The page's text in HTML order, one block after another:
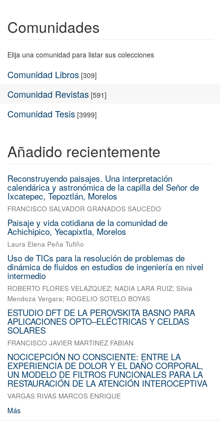
Comunidades
Elija una comunidad para listar sus colecciones
Comunidad Libros [309]
Comunidad Revistas [591]
Comunidad Tesis [3999]
Añadido recientemente
Reconstruyendo paisajes. Una interpretación
calendárica y astronómica de la capilla del Señor de
Ixcatepec, Tepoztlán, Morelos
FRANCISCO SALVADOR GRANADOS SAUCEDO
Paisaje y vida cotidiana de la comunidad de
Achichipico, Yecapixtla, Morelos
Laura Elena Peña Tufiño
Uso de TICs para la resolución de problemas de
dinámica de fluidos en estudios de ingeniería en nivel
intermedio
ROBERTO FLORES VELAZQUEZ; NADIA LARA RUIZ; Silvia
Mendoza Vergara; ROGELIO SOTELO BOYAS
ESTUDIO DFT DE LA PEROVSKITA BASNO PARA
APLICACIONES OPTO–ELÉCTRICAS Y CELDAS
SOLARES
FRANCISCO JAVIER MARTINEZ FABIAN
NOCICEPCIÓN NO CONSCIENTE: ENTRE LA
EXPERIENCIA DE DOLOR Y EL DAÑO CORPORAL,
UN MODELO DE FILTROS FUNCIONALES PARA LA
RESTAURACIÓN DE LA ATENCIÓN INTEROCEPTIVA
VARGAS RIVAS MARCOS ENRIQUE
Más